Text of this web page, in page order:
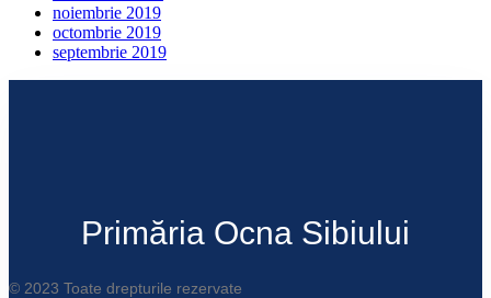
noiembrie 2019
octombrie 2019
septembrie 2019
Primăria Ocna Sibiului
© 2023 Toate drepturile rezervate